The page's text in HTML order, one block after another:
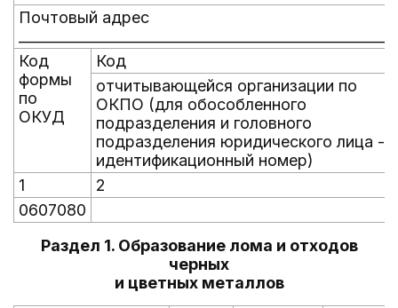
Почтовый адрес
Код
формы
по
ОКУД
Код
отчитывающейся организации по
ОКПО (для обособленного
подразделения и головного
подразделения юридического лица -
идентификационный номер)
1
2
0607080
Раздел 1. Образование лома и отходов
черных
и цветных металлов